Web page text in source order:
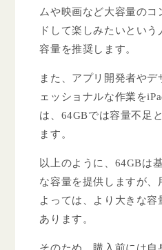
ムや映画など大容量の
ドして楽しみたいとい
容量を推奨します。
また、アプリ開発者やデ
ェッショナルな作業を
は、64GBでは容量不足
ます。
以上のように、64GBは
な容量を提供しますが、
よっては、より大きな容
あります。